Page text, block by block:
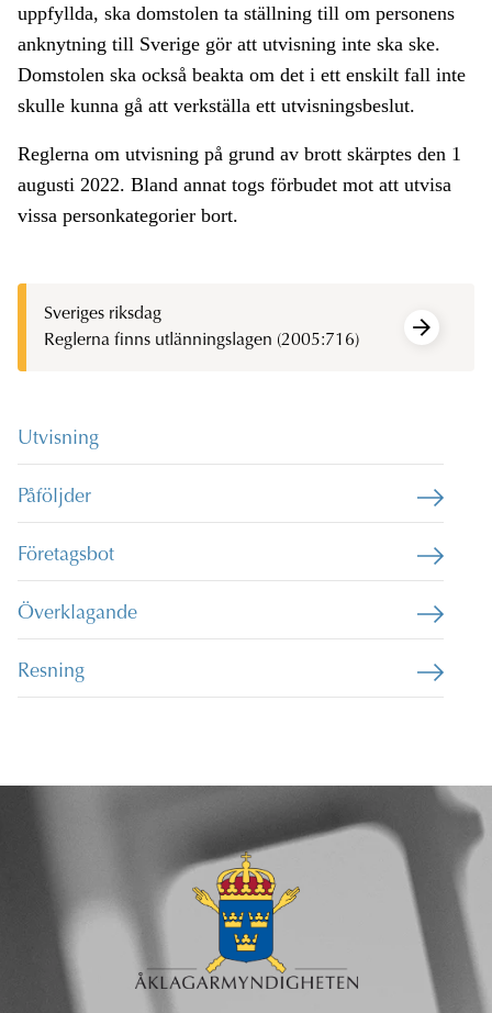
uppfyllda, ska domstolen ta ställning till om personens
anknytning till Sverige gör att utvisning inte ska ske.
Domstolen ska också beakta om det i ett enskilt fall inte
skulle kunna gå att verkställa ett utvisningsbeslut.
Reglerna om utvisning på grund av brott skärptes den 1
augusti 2022. Bland annat togs förbudet mot att utvisa
vissa personkategorier bort.
Sveriges riksdag
Reglerna finns utlänningslagen (2005:716)
Utvisning
Påföljder
Företagsbot
Överklagande
Resning